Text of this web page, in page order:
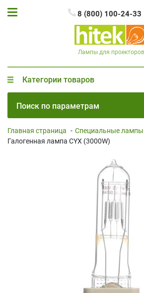
8 (800) 100-24-33
Лампы для проекторов
Категории товаров
Поиск по параметрам
Главная страница - Специальные лампы
Галогенная лампа CYX (3000W)